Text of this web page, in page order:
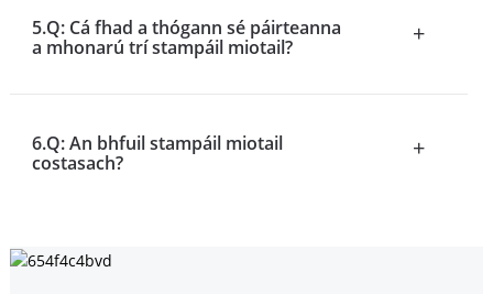
5.Q: Cá fhad a thógann sé páirteanna
a mhonarú trí stampáil miotail?
+
6.Q: An bhfuil stampáil miotail
costasach?
+